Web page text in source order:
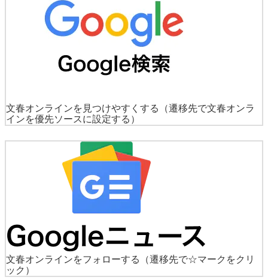
文春オンラインを見つけやすくする
（遷移先で文春オンラ
インを優先ソースに設定する）
文春オンラインをフォローする
（遷移先で☆マークをクリ
ック）